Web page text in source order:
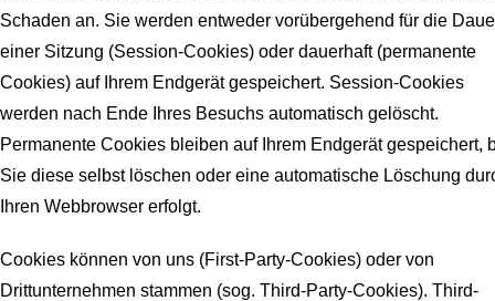
Schaden an. Sie werden entweder vorübergehend für die
einer Sitzung (Session-Cookies) oder dauerhaft (permanente
Cookies) auf Ihrem Endgerät gespeichert. Session-Cookies
werden nach Ende Ihres Besuchs automatisch gelöscht.
Permanente Cookies bleiben auf Ihrem Endgerät gespeichert,
Sie diese selbst löschen oder eine automatische Löschung
Ihren Webbrowser erfolgt.
Cookies können von uns (First-Party-Cookies) oder von
Drittunternehmen stammen (sog. Third-Party-Cookies). Third-